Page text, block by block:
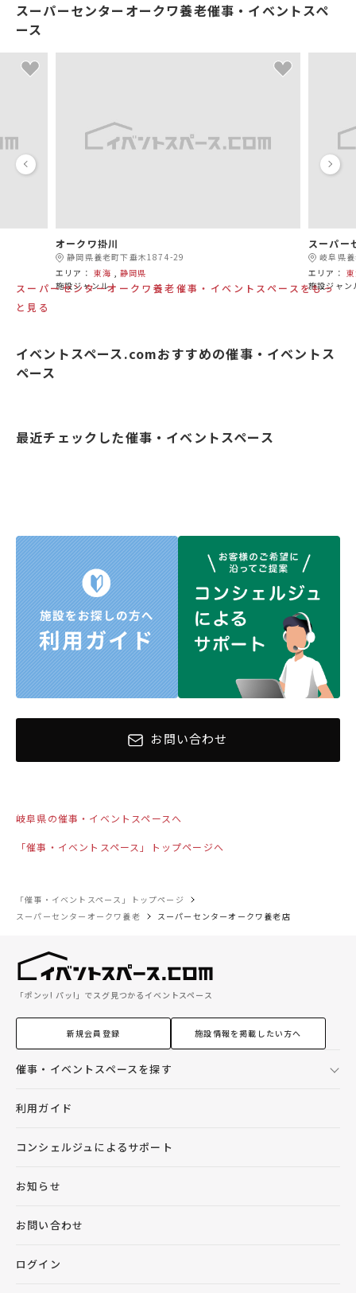
スーパーセンターオークワ養老催事・イベントスペ
ース
オークワ掛川
静岡県養老町下垂木1874-29
エリア： 東海 ,静岡県
施設ジャンル：
スーパー
岐阜県
エリア：
施設ジャン
スーパーセンターオークワ養老催事・イベントスペースをもっ
と見る
イベントスペース.comおすすめの催事・イベントス
ペース
最近チェックした催事・イベントスペース
お問い合わせ
岐阜県の催事・イベントスペースへ
「催事・イベントスペース」トップページへ
「催事・イベントスペース」トップページ
スーパーセンターオークワ養老
スーパーセンターオークワ養老店
「ポンッ! パッ!」でスグ見つかるイベントスペース
新規会員登録 施設情報を掲載したい方へ
催事・イベントスペースを探す
利用ガイド
コンシェルジュによるサポート
お知らせ
お問い合わせ
ログイン